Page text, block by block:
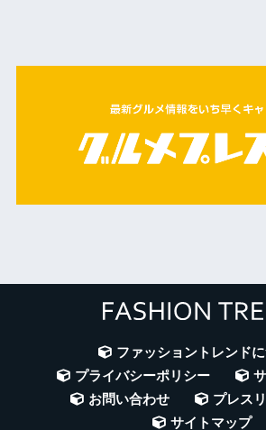
ファッショントレンド
プライバシーポリシー
お問い合わせ
プレス
サイトマップ